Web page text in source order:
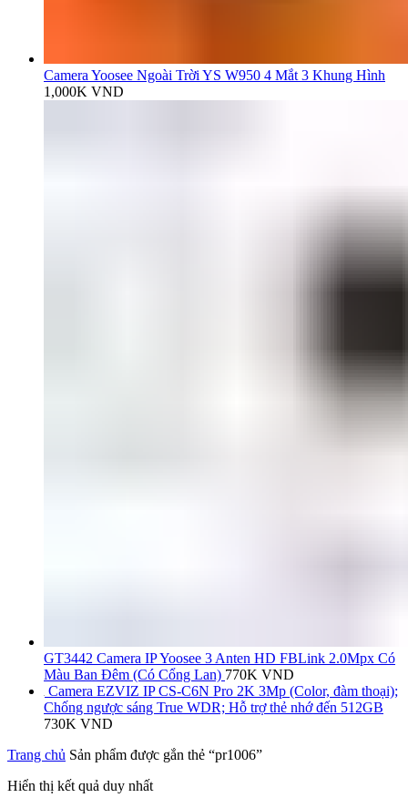
Camera Yoosee Ngoài Trời YS W950 4 Mắt 3 Khung Hình
1,000K VND
GT3442 Camera IP Yoosee 3 Anten HD FBLink 2.0Mpx Có
Màu Ban Đêm (Có Cổng Lan) 770K VND
Camera EZVIZ IP CS-C6N Pro 2K 3Mp (Color, đàm thoại);
Chống ngược sáng True WDR; Hỗ trợ thẻ nhớ đến 512GB
730K VND
Trang chủ Sản phẩm được gắn thẻ “pr1006”
Hiển thị kết quả duy nhất